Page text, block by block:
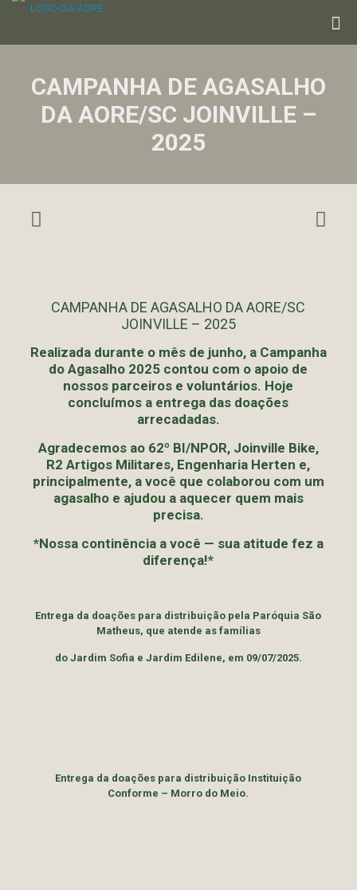
CAMPANHA DE AGASALHO
DA AORE/SC JOINVILLE –
2025
CAMPANHA DE AGASALHO DA AORE/SC
JOINVILLE – 2025
Realizada durante o mês de junho, a Campanha
do Agasalho 2025 contou com o apoio de
nossos parceiros e voluntários. Hoje
concluímos a entrega das doações
arrecadadas.
Agradecemos ao 62º BI/NPOR, Joinville Bike,
R2 Artigos Militares, Engenharia Herten e,
principalmente, a você que colaborou com um
agasalho e ajudou a aquecer quem mais
precisa.
*Nossa continência a você — sua atitude fez a
diferença!*
Entrega da doações para distribuição pela Paróquia São
Matheus, que atende as famílias
do Jardim Sofia e Jardim Edilene, em 09/07/2025.
Entrega da doações para distribuição Instituição
Conforme – Morro do Meio.